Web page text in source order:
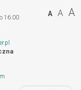
16:00 A A A